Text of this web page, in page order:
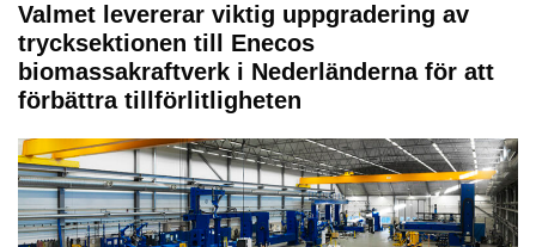
Valmet levererar viktig uppgradering av
trycksektionen till Enecos
biomassakraftverk i Nederländerna för att
förbättra tillförlitligheten